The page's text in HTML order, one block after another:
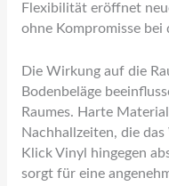
Flexibilität eröffnet
ohne Kompromisse bei
Die Wirkung auf die
Bodenbeläge
Raumes. Harte
Nachhallzeiten, die
Klick Vinyl hingegen
sorgt für eine